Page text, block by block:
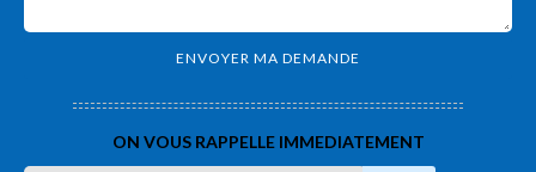
ON VOUS RAPPELLE IMMEDIATEMENT